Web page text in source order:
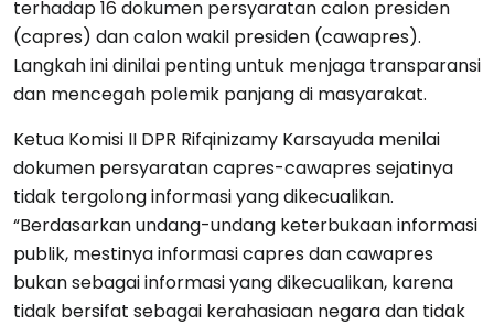
terhadap 16 dokumen persyaratan calon presiden
(capres) dan calon wakil presiden (cawapres).
Langkah ini dinilai penting untuk menjaga transparansi
dan mencegah polemik panjang di masyarakat.
Ketua Komisi II DPR Rifqinizamy Karsayuda menilai
dokumen persyaratan capres-cawapres sejatinya
tidak tergolong informasi yang dikecualikan.
“Berdasarkan undang-undang keterbukaan informasi
publik, mestinya informasi capres dan cawapres
bukan sebagai informasi yang dikecualikan, karena
tidak bersifat sebagai kerahasiaan negara dan tidak